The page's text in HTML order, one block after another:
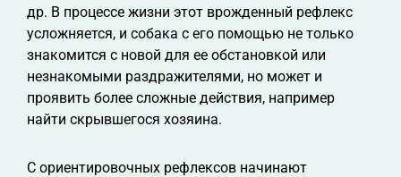
др. В процессе жизни этот врожденный рефлекс
усложняется, и собака с его помощью не только
знакомится с новой для ее обстановкой или
незнакомыми раздражителями, но может и
проявить более сложные действия, например
найти скрывшегося хозяина.
С ориентировочных рефлексов начинают